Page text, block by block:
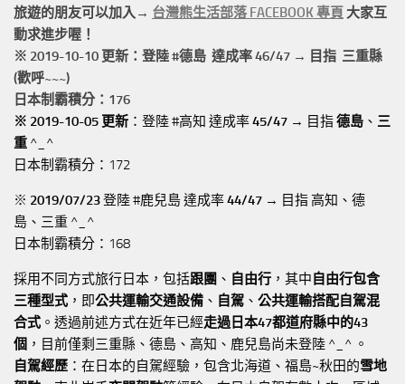
旅遊的朋友可以加入→ 台灣熊生活部落 FACEBOOK 專頁 大家互
動求進步喔！
※ 2019-10-10 更新：登陸 #德島 達成率 46/47 → 目指 三重縣
(歡呼~~~)
日本制霸積分：176
※ 2019-10-05 更新 ：登陸 #高知 達成率45/47 → 目指德島 、 三
重 ^_^
日本制霸積分：172
※ 2019/07/23登陸 #鹿兒島 達成率44/47 → 目指 高知、德
島、三重 ^_^
日本制霸積分：168
採用不同方式旅行日本，包括跟團 、 自由行 ，其中自由行包含
三種型式 ，即公共運輸交通設備 、 自駕 、 公共運輸搭配自駕混
合式 。透過前述方式在近年已經走過日本47都道府縣中的43
個 ，目前僅剩三重縣、德島、高知、鹿兒島尚未登陸 ^_^ 。
自駕經歷 ：在日本的自駕經驗，包含北海道、福島~秋田的雪地